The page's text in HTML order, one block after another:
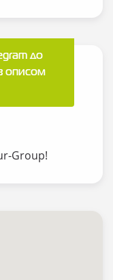
до
описом
Group!